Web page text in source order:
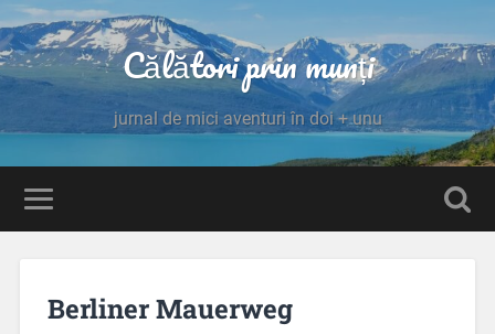
Călători prin munți
jurnal de mici aventuri în doi + unu
Berliner Mauerweg